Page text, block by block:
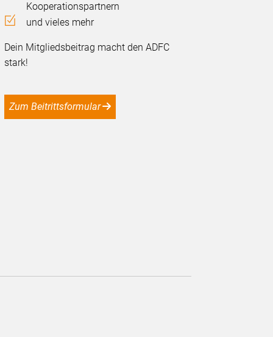
Kooperationspartnern
und vieles mehr
Dein Mitgliedsbeitrag macht den ADFC
stark!
Zum Beitrittsformular